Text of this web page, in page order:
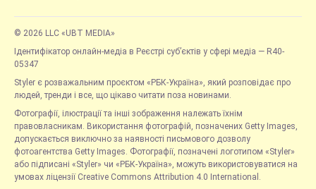
© 2026 LLC «UBT MEDIA»
Ідентифікатор онлайн-медіа в Реєстрі суб’єктів у сфері медіа — R40-
05347
Styler є розважальним проєктом «РБК-Україна», який розповідає про
людей, тренди і все, що цікаво читати поза новинами.
Фотографії, ілюстрації та інші зображення належать їхнім
правовласникам. Використання фотографій, позначених Getty Images,
допускається виключно за наявності письмового дозволу
фотоагентства Getty Images. Фотографії, позначені логотипом «Styler»
або підписані «Styler» чи «РБК-Україна», можуть використовуватися на
умовах ліцензії Creative Commons Attribution 4.0 International.